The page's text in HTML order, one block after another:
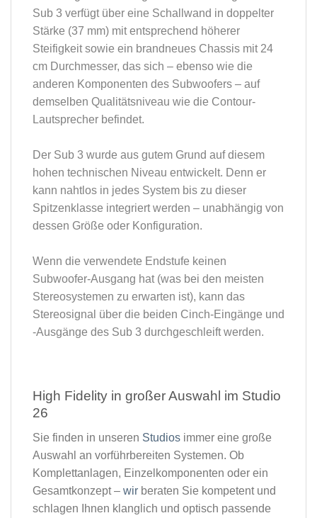
Sub 3 verfügt über eine Schallwand in doppelter
Stärke (37 mm) mit entsprechend höherer
Steifigkeit sowie ein brandneues Chassis mit 24
cm Durchmesser, das sich – ebenso wie die
anderen Komponenten des Subwoofers – auf
demselben Qualitätsniveau wie die Contour-
Lautsprecher befindet.
Der Sub 3 wurde aus gutem Grund auf diesem
hohen technischen Niveau entwickelt. Denn er
kann nahtlos in jedes System bis zu dieser
Spitzenklasse integriert werden – unabhängig von
dessen Größe oder Konfiguration.
Wenn die verwendete Endstufe keinen
Subwoofer-Ausgang hat (was bei den meisten
Stereosystemen zu erwarten ist), kann das
Stereosignal über die beiden Cinch-Eingänge und
-Ausgänge des Sub 3 durchgeschleift werden.
High Fidelity in großer Auswahl im Studio
26​
Sie finden in unseren Studios immer eine große
Auswahl an vorführbereiten Systemen. Ob
Komplettanlagen, Einzelkomponenten oder ein
Gesamtkonzept – wir beraten Sie kompetent und
schlagen Ihnen klanglich und optisch passende